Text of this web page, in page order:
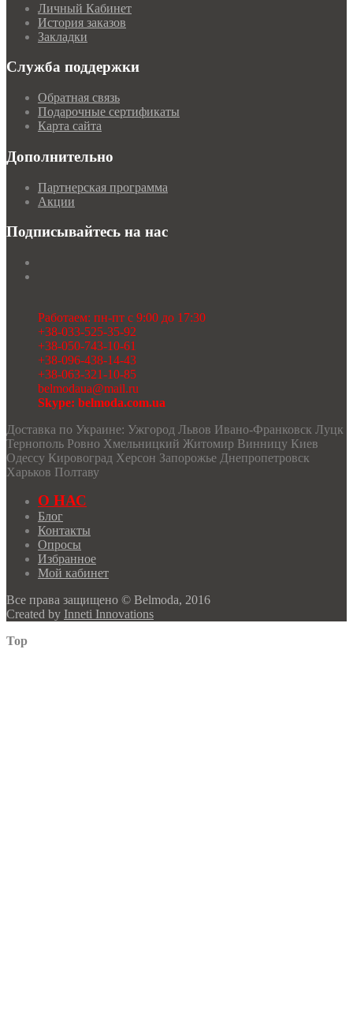
Личный Кабинет
История заказов
Закладки
Служба поддержки
Обратная связь
Подарочные сертификаты
Карта сайта
Дополнительно
Партнерская программа
Акции
Подписывайтесь на нас
Работаем: пн-пт с 9:00 до 17:30
+38-033-525-35-92
+38-050-743-10-61
+38-096-438-14-43
+38-063-321-10-85
belmodaua@mail.ru
Skype: belmoda.com.ua
Доставка по Украине: Ужгород Львов Ивано-Франковск Луцк
Тернополь Ровно Хмельницкий Житомир Винницу Киев
Одессу Кировоград Херсон Запорожье Днепропетровск
Харьков Полтаву
О НАС
Блог
Контакты
Опросы
Избранное
Мой кабинет
Все права защищено © Belmoda, 2016
Created by Inneti Innovations
Top